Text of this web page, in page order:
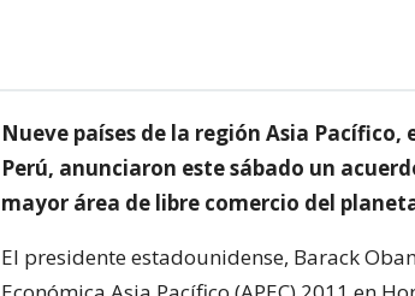
Nueve países de la región Asia Pacífico,
Perú, anunciaron este sábado un
mayor área de libre comercio del
El presidente estadounidense, Barack